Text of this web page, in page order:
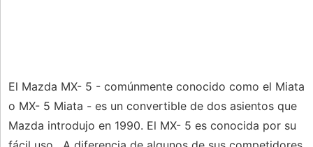
El Mazda MX- 5 - comúnmente conocido como el Miata
o MX- 5 Miata - es un convertible de dos asientos que
Mazda introdujo en 1990. El MX- 5 es conocida por su